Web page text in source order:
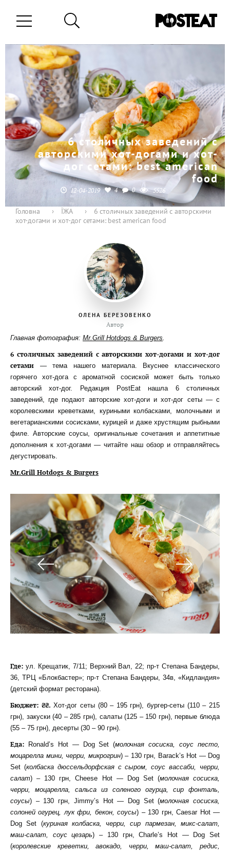
6 столичных заведений с
авторскими хот-догами и хот-
дог сетами: best american
food
12-04-2019 4 0 5526
Головна › ЇЖА ›
6 столичных заведений с авторскими
хот-догами и хот-дог сетами: best american food
ОЛЕНА БЕРЕЗОВЕНКО
Автор
Главная фотография: Mr.Grill Hotdogs & Burgers.
6 столичных заведений с авторскими хот-догами и хот-дог
сетами — тема нашего материала. Вкуснее классического
горячего хот-дога с ароматной сосиской может быть только
авторский хот-дог. Редакция PostEat нашла 6 столичных
заведений, где подают авторские хот-доги и хот-дог сеты — с
королевскими креветками, куриными колбасками, молочными и
вегетарианскими сосисками, курицей и даже хрустящим рыбными
филе. Авторские соусы, оригинальные сочетания и аппетитные
дополнения к хот-догами — читайте наш обзор и отправляйтесь
дегустировать.
Mr.Grill Hotdogs & Burgers
Где: ул. Крещатик, 7/11; Верхний Вал, 22; пр-т Степана Бандеры,
36, ТРЦ «Блокбастер»; пр-т Степана Бандеры, 34в, «Кидландия»
(детский формат ресторана).
Бюджет: ₴₴. Хот-дог сеты (80 – 195 грн), бургер-сеты (110 – 215
грн), закуски (40 – 285 грн), салаты (125 – 150 грн), первые блюда
(55 – 75 грн), десерты (30 – 90 грн).
Еда: Ronald’s Hot — Dog Set (молочная сосиска, соус песто,
моцарелла мини, черри, микрогрин) – 130 грн, Barack’s Hot — Dog
Set (колбаска дюссельдорфская с сыром, соус вассаби, черри,
салат) – 130 грн, Cheese Hot — Dog Set (молочная сосиска,
черри, моцарелла, сальса из соленого огурца, сир фонталь,
соусы) – 130 грн, Jimmy’s Hot — Dog Set (молочная сосиска,
солоней огурец, лук фри, бекон, соусы) – 130 грн, Caesar Hot —
Dog Set (куриная колбаска, черри, сир пармезан, микс-салат,
маш-салат, соус цезарь) – 130 грн, Charle’s Hot — Dog Set
(королевские креветки, авокадо, черри, маш-салат, редис,